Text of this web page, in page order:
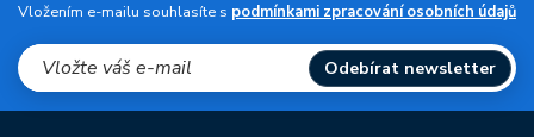
Vložením e-mailu souhlasíte s podmínkami zpracování osobních údajů
Odebírat newsletter